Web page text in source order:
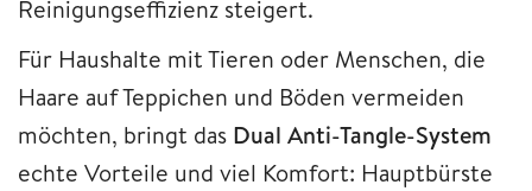
Reinigungseffizienz steigert.
Für Haushalte mit Tieren oder Menschen, die
Haare auf Teppichen und Böden vermeiden
möchten, bringt das Dual Anti-Tangle-System
echte Vorteile und viel Komfort: Hauptbürste